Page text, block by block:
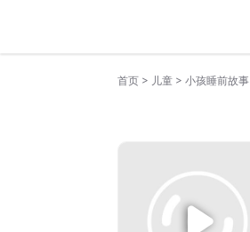
首页 > 儿童 > 小孩睡前故事